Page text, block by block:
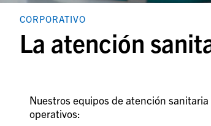
CORPORATIVO
La atención
Nuestros equipos de atención
operativos: